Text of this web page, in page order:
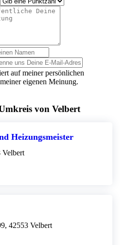
auf meiner persönlichen
eigenen Meinung.
von Velbert
Heizungsmeister
Velbert
42553 Velbert